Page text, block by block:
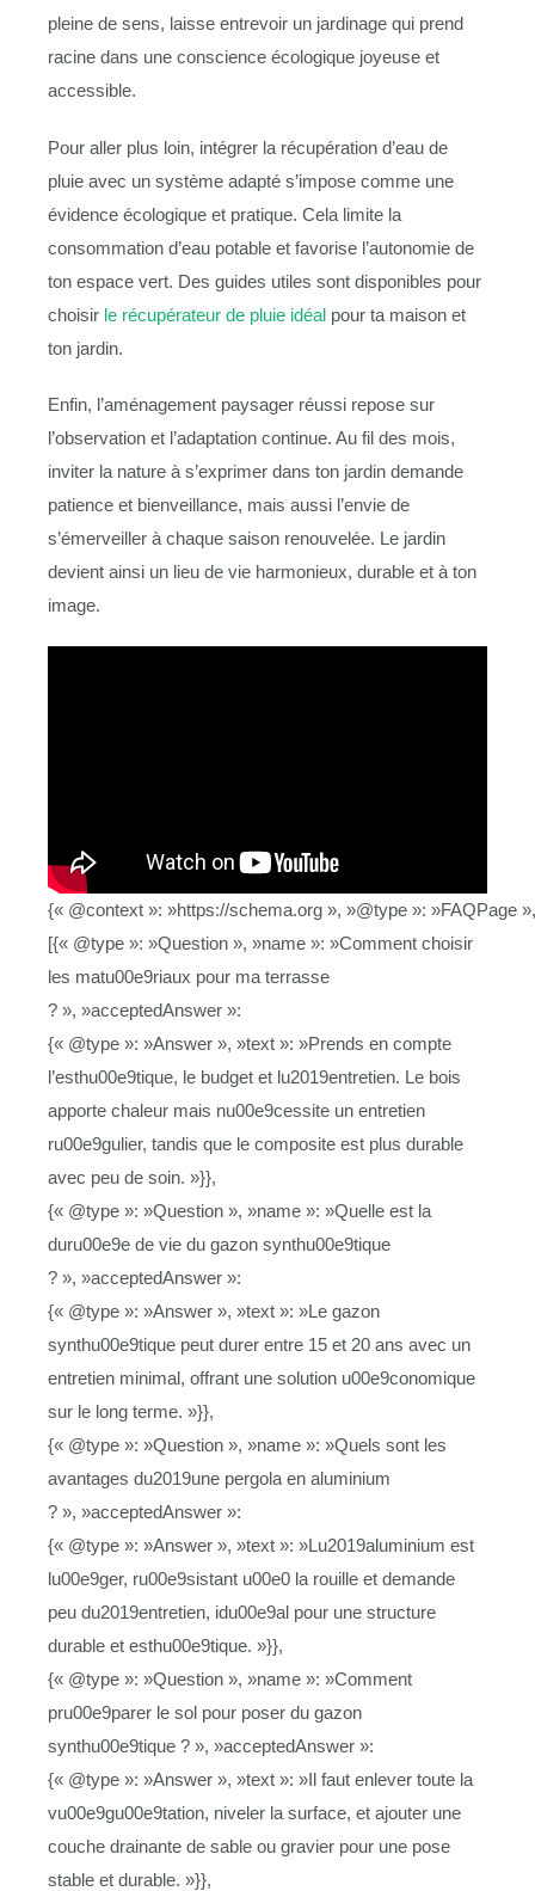
pleine de sens, laisse entrevoir un jardinage qui prend
racine dans une conscience écologique joyeuse et
accessible.
Pour aller plus loin, intégrer la récupération d’eau de
pluie avec un système adapté s’impose comme une
évidence écologique et pratique. Cela limite la
consommation d’eau potable et favorise l’autonomie de
ton espace vert. Des guides utiles sont disponibles pour
choisir le récupérateur de pluie idéal pour ta maison et
ton jardin.
Enfin, l’aménagement paysager réussi repose sur
l’observation et l’adaptation continue. Au fil des mois,
inviter la nature à s’exprimer dans ton jardin demande
patience et bienveillance, mais aussi l’envie de
s’émerveiller à chaque saison renouvelée. Le jardin
devient ainsi un lieu de vie harmonieux, durable et à ton
image.
{« @context »: »https://schema.org », »@type »: »FAQPage
[{« @type »: »Question », »name »: »Comment choisir
les matu00e9riaux pour ma terrasse
? », »acceptedAnswer »:
{« @type »: »Answer », »text »: »Prends en compte
l’esthu00e9tique, le budget et lu2019entretien. Le bois
apporte chaleur mais nu00e9cessite un entretien
ru00e9gulier, tandis que le composite est plus durable
avec peu de soin. »}},
{« @type »: »Question », »name »: »Quelle est la
duru00e9e de vie du gazon synthu00e9tique
? », »acceptedAnswer »:
{« @type »: »Answer », »text »: »Le gazon
synthu00e9tique peut durer entre 15 et 20 ans avec un
entretien minimal, offrant une solution u00e9conomique
sur le long terme. »}},
{« @type »: »Question », »name »: »Quels sont les
avantages du2019une pergola en aluminium
? », »acceptedAnswer »:
{« @type »: »Answer », »text »: »Lu2019aluminium est
lu00e9ger, ru00e9sistant u00e0 la rouille et demande
peu du2019entretien, idu00e9al pour une structure
durable et esthu00e9tique. »}},
{« @type »: »Question », »name »: »Comment
pru00e9parer le sol pour poser du gazon
synthu00e9tique ? », »acceptedAnswer »:
{« @type »: »Answer », »text »: »Il faut enlever toute la
vu00e9gu00e9tation, niveler la surface, et ajouter une
couche drainante de sable ou gravier pour une pose
stable et durable. »}},